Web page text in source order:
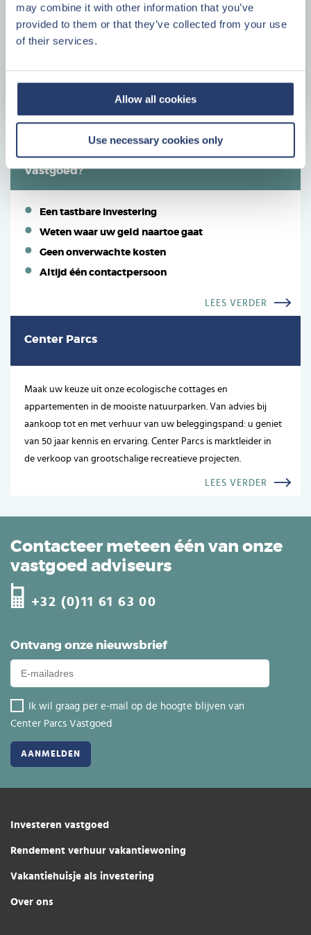
may combine it with other information that you’ve
provided to them or that they’ve collected from your use
of their services.
Allow all cookies
Use necessary cookies only
Plattegrond
Bouwjaar
1989
Woonopp.
78 m²
Kavelopp.
Energielabel
C
Waarom investeren in Center Parcs
Vastgoed?
Een tastbare investering
Weten waar uw geld naartoe gaat
Geen onverwachte kosten
Altijd één contactpersoon
LEES VERDER
Center Parcs
Maak uw keuze uit onze ecologische cottages en
appartementen in de mooiste natuurparken. Van advies bij
aankoop tot en met verhuur van uw beleggingspand: u geniet
van 50 jaar kennis en ervaring. Center Parcs is marktleider in
de verkoop van grootschalige recreatieve projecten.
LEES VERDER
Ontvang onze nieuwsbrief
Ik wil graag per e-mail op de hoogte blijven van
Center Parcs Vastgoed
Contacteer meteen één van onze
vastgoed adviseurs
+32 (0)11 61 63 00
Investeren vastgoed
Rendement verhuur vakantiewoning
Vakantiehuisje als investering
Over ons